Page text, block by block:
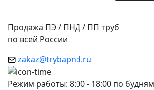
Продажа ПЭ / ПНД / ПП труб
по всей России
zakaz@trybapnd.ru
Режим работы: 8:00 - 18:00 по будням